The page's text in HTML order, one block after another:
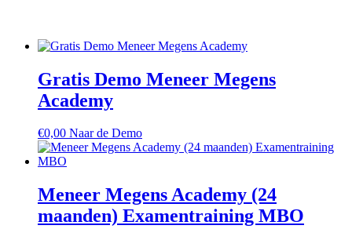
Gratis Demo Meneer Megens
Academy
€0,00 Naar de Demo
Meneer Megens Academy (24
maanden) Examentraining MBO